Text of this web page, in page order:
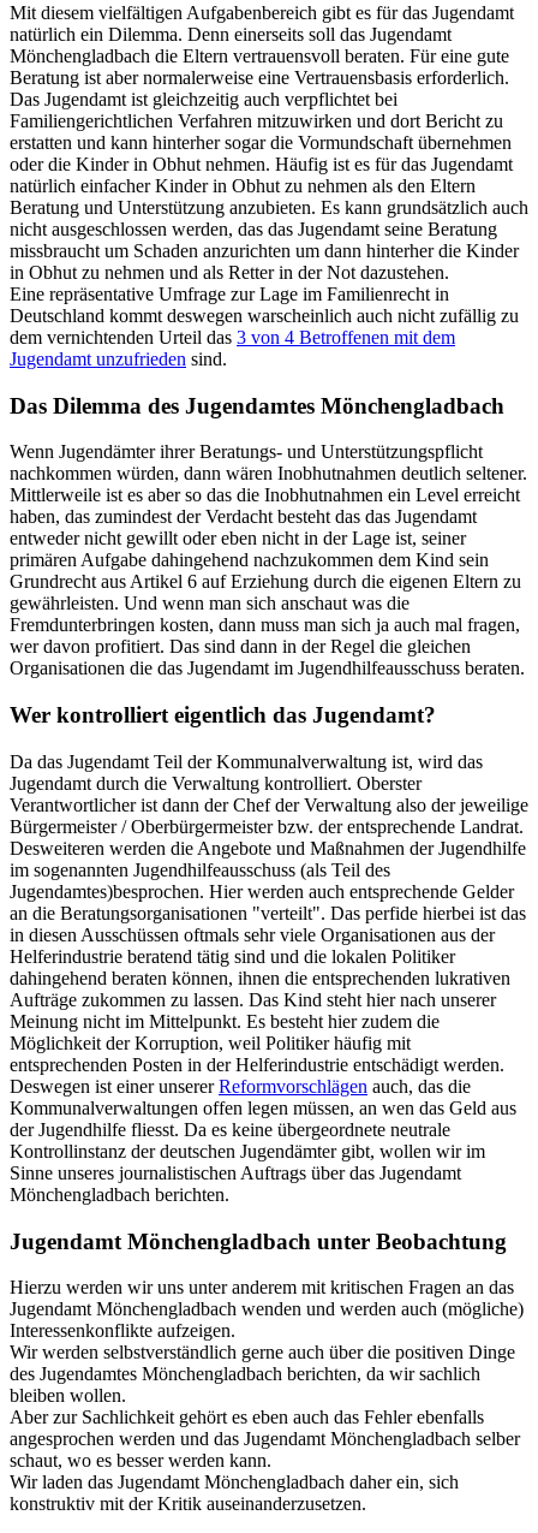
Mit diesem vielfältigen Aufgabenbereich gibt es für das Jugendamt
natürlich ein Dilemma. Denn einerseits soll das Jugendamt
Mönchengladbach die Eltern vertrauensvoll beraten. Für eine gute
Beratung ist aber normalerweise eine Vertrauensbasis erforderlich.
Das Jugendamt ist gleichzeitig auch verpflichtet bei
Familiengerichtlichen Verfahren mitzuwirken und dort Bericht zu
erstatten und kann hinterher sogar die Vormundschaft übernehmen
oder die Kinder in Obhut nehmen. Häufig ist es für das Jugendamt
natürlich einfacher Kinder in Obhut zu nehmen als den Eltern
Beratung und Unterstützung anzubieten. Es kann grundsätzlich auch
nicht ausgeschlossen werden, das das Jugendamt seine Beratung
missbraucht um Schaden anzurichten um dann hinterher die Kinder
in Obhut zu nehmen und als Retter in der Not dazustehen.
Eine repräsentative Umfrage zur Lage im Familienrecht in
Deutschland kommt deswegen warscheinlich auch nicht zufällig zu
dem vernichtenden Urteil das 3 von 4 Betroffenen mit dem
Jugendamt unzufrieden sind.
Das Dilemma des Jugendamtes Mönchengladbach
Wenn Jugendämter ihrer Beratungs- und Unterstützungspflicht
nachkommen würden, dann wären Inobhutnahmen deutlich seltener.
Mittlerweile ist es aber so das die Inobhutnahmen ein Level erreicht
haben, das zumindest der Verdacht besteht das das Jugendamt
entweder nicht gewillt oder eben nicht in der Lage ist, seiner
primären Aufgabe dahingehend nachzukommen dem Kind sein
Grundrecht aus Artikel 6 auf Erziehung durch die eigenen Eltern zu
gewährleisten. Und wenn man sich anschaut was die
Fremdunterbringen kosten, dann muss man sich ja auch mal fragen,
wer davon profitiert. Das sind dann in der Regel die gleichen
Organisationen die das Jugendamt im Jugendhilfeausschuss beraten.
Wer kontrolliert eigentlich das Jugendamt?
Da das Jugendamt Teil der Kommunalverwaltung ist, wird das
Jugendamt durch die Verwaltung kontrolliert. Oberster
Verantwortlicher ist dann der Chef der Verwaltung also der jeweilige
Bürgermeister / Oberbürgermeister bzw. der entsprechende Landrat.
Desweiteren werden die Angebote und Maßnahmen der Jugendhilfe
im sogenannten Jugendhilfeausschuss (als Teil des
Jugendamtes)besprochen. Hier werden auch entsprechende Gelder
an die Beratungsorganisationen "verteilt". Das perfide hierbei ist das
in diesen Ausschüssen oftmals sehr viele Organisationen aus der
Helferindustrie beratend tätig sind und die lokalen Politiker
dahingehend beraten können, ihnen die entsprechenden lukrativen
Aufträge zukommen zu lassen. Das Kind steht hier nach unserer
Meinung nicht im Mittelpunkt. Es besteht hier zudem die
Möglichkeit der Korruption, weil Politiker häufig mit
entsprechenden Posten in der Helferindustrie entschädigt werden.
Deswegen ist einer unsererReformvorschlägen auch, das die
Kommunalverwaltungen offen legen müssen, an wen das Geld aus
der Jugendhilfe fliesst. Da es keine übergeordnete neutrale
Kontrollinstanz der deutschen Jugendämter gibt, wollen wir im
Sinne unseres journalistischen Auftrags über das Jugendamt
Mönchengladbach berichten.
Jugendamt Mönchengladbach unter Beobachtung
Hierzu werden wir uns unter anderem mit kritischen Fragen an das
Jugendamt Mönchengladbach wenden und werden auch (mögliche)
Interessenkonflikte aufzeigen.
Wir werden selbstverständlich gerne auch über die positiven Dinge
des Jugendamtes Mönchengladbach berichten, da wir sachlich
bleiben wollen.
Aber zur Sachlichkeit gehört es eben auch das Fehler ebenfalls
angesprochen werden und das Jugendamt Mönchengladbach selber
schaut, wo es besser werden kann.
Wir laden das Jugendamt Mönchengladbach daher ein, sich
konstruktiv mit der Kritik auseinanderzusetzen.